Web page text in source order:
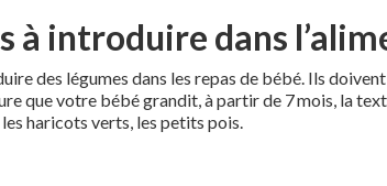
à introduire dans
des légumes dans les repas de bébé. Ils
que votre bébé grandit, à partir de 7 mois, la
haricots verts, les petits pois.